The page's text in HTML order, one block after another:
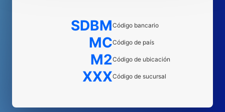
SDBMCódigo bancario
MCCódigo de país
M2Código de ubicación
XXXCódigo de sucursal